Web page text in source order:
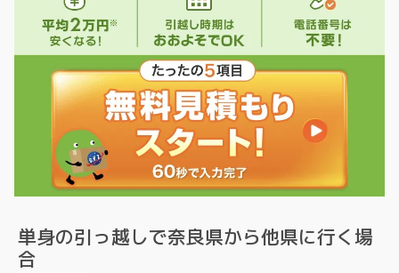
単身の引っ越しで奈良県から他県に行く場
合